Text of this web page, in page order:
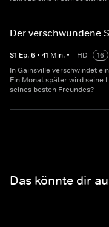
Der verschwundene
S1 Ep.6 • 41 Min. • HD
16
In Gainsville verschwindet
Ein Monat später wird seine
seines besten Freundes?
Das könnte dir